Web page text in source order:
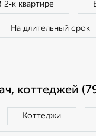
2‑к квартире
На длительный срок
коттеджей
Коттеджи